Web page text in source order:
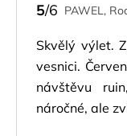
5/6 PAWEL,
Skvělý výlet.
vesnici.
návštěvu
náročné, ale